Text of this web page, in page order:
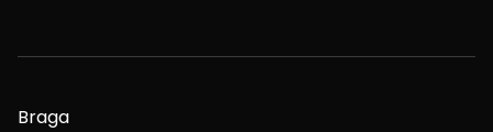
Braga